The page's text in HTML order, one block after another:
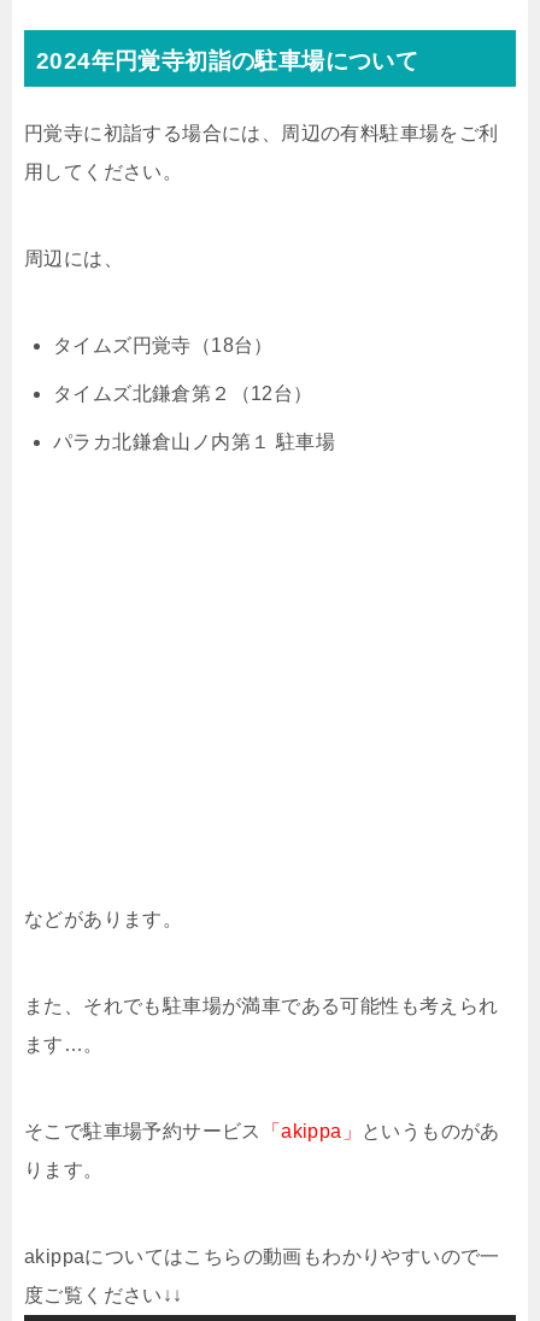
2024年円覚寺初詣の駐車場について
円覚寺に初詣する場合には、周辺の有料駐車場をご利
用してください。
周辺には、
タイムズ円覚寺（18台）
タイムズ北鎌倉第２（12台）
パラカ北鎌倉山ノ内第１ 駐車場
などがあります。
また、それでも駐車場が満車である可能性も考えられ
ます…。
そこで駐車場予約サービス 「akippa」
というものがあ
ります。
akippaについてはこちらの動画もわかりやすいので一
度ご覧ください↓↓